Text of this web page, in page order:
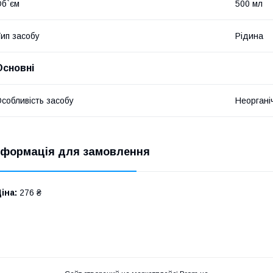
500 мл
засобу Рідина
засобу
для замовлення
276 ₴